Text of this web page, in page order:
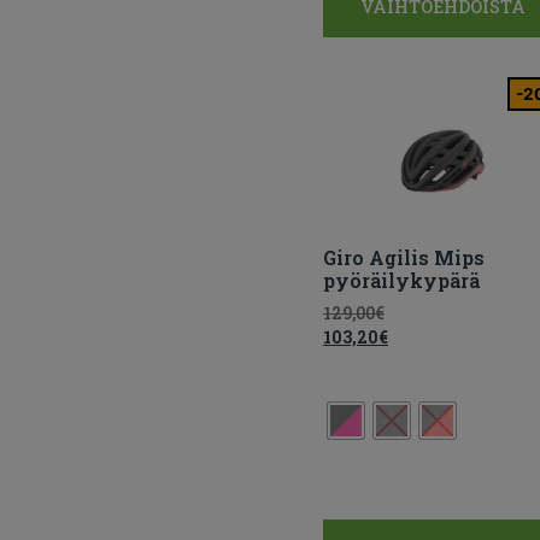
VAIHTOEHDOISTA
-
Giro Agilis Mips
pyöräilykypärä
129,00€
103,20€